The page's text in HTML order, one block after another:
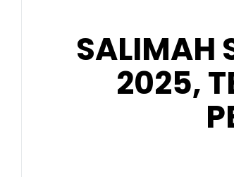
SALIMAH
2025,